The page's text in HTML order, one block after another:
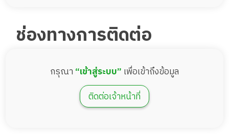
ช่องทางการติดต่อ
กรุณา “เข้าสู่ระบบ” เพื่อเข้าถึงข้อมูล
ติดต่อเจ้าหน้าที่